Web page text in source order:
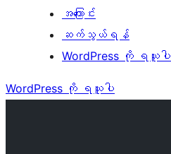
အကြောင်း
ဆက်သွယ်ရန်
WordPress ကို ရယူပါ
WordPress ကို ရယူပါ